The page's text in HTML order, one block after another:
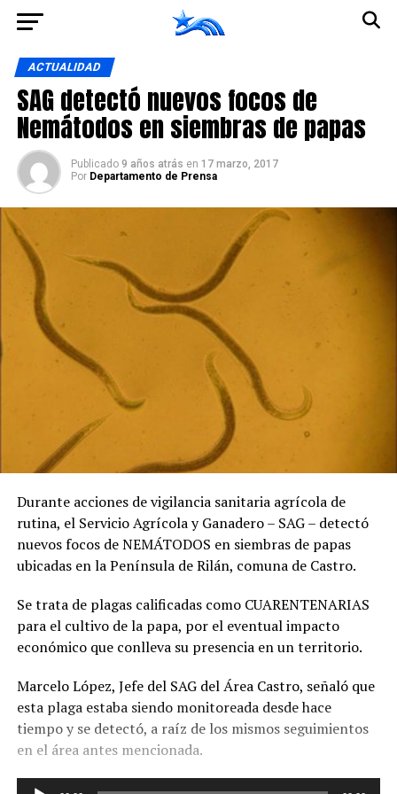
ACTUALIDAD
SAG detectó nuevos focos de
Nemátodos en siembras de papas
Publicado 9 años atrás en 17 marzo, 2017
Por Departamento de Prensa
Durante acciones de vigilancia sanitaria agrícola de
rutina, el Servicio Agrícola y Ganadero – SAG – detectó
nuevos focos de NEMÁTODOS en siembras de papas
ubicadas en la Península de Rilán, comuna de Castro.
Se trata de plagas calificadas como CUARENTENARIAS
para el cultivo de la papa, por el eventual impacto
económico que conlleva su presencia en un territorio.
Marcelo López, Jefe del SAG del Área Castro, señaló que
esta plaga estaba siendo monitoreada desde hace
tiempo y se detectó, a raíz de los mismos seguimientos
en el área antes mencionada.
Reproductor
Ir a la versión móvil